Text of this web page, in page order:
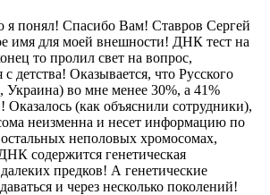
я понял! Спасибо Вам! Ставров Сергей
имя для моей внешности! ДНК тест на
то пролил свет на вопрос,
детства! Оказывается, что Русского
Украина) во мне менее 30%, а 41%
(как объяснили сотрудники),
неизменна и несет информацию по
неполовых хромосомах,
содержится генетическая
предков! А генетические
и через несколько поколений!